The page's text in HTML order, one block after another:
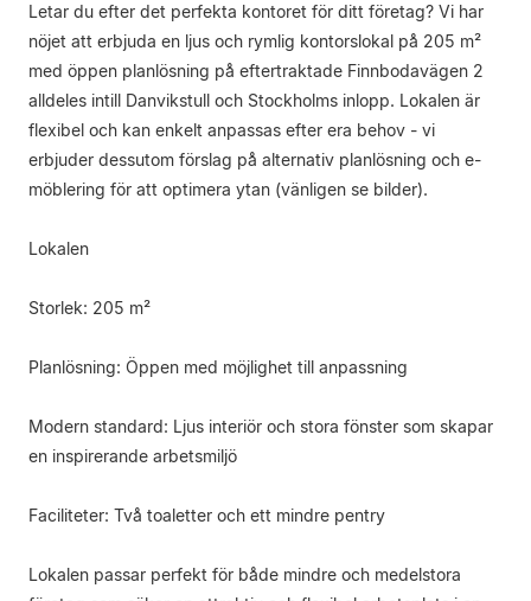
Letar du efter det perfekta kontoret för ditt företag? Vi har
nöjet att erbjuda en ljus och rymlig kontorslokal på 205 m²
med öppen planlösning på eftertraktade Finnbodavägen 2
alldeles intill Danvikstull och Stockholms inlopp. Lokalen är
flexibel och kan enkelt anpassas efter era behov - vi
erbjuder dessutom förslag på alternativ planlösning och e-
möblering för att optimera ytan (vänligen se bilder).
Lokalen
Storlek: 205 m²
Planlösning: Öppen med möjlighet till anpassning
Modern standard: Ljus interiör och stora fönster som skapar
en inspirerande arbetsmiljö
Faciliteter: Två toaletter och ett mindre pentry
Lokalen passar perfekt för både mindre och medelstora